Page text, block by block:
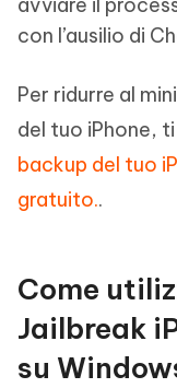
con l’ausilio di
Per ridurre al
del tuo iPhone,
backup del tuo
gratuito..
Come
Jailbreak
su